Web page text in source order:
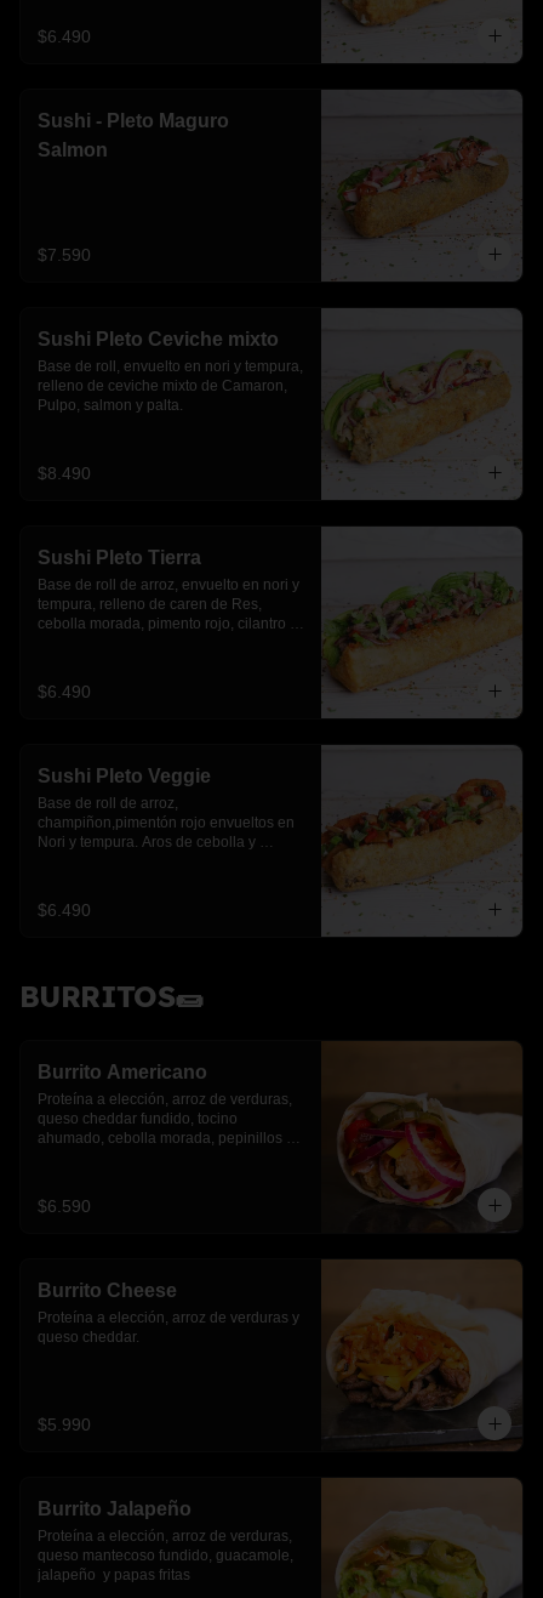
$6.490
Sushi - Pleto Maguro
Salmon
$7.590
Sushi Pleto Ceviche mixto
Base de roll, envuelto en nori y tempura,
relleno de ceviche mixto de Camaron,
Pulpo, salmon y palta.
$8.490
Sushi Pleto Tierra
Base de roll de arroz, envuelto en nori y
tempura, relleno de caren de Res,
cebolla morada, pimento rojo, cilantro y
$6.490
Sushi Pleto Veggie
Base de roll de arroz,
champiñon,pimentón rojo envueltos en
Nori y tempura. Aros de cebolla y
$6.490
BURRITOS🌯
Burrito Americano
Proteína a elección, arroz de verduras,
queso cheddar fundido, tocino
ahumado, cebolla morada, pepinillos y
$6.590
Burrito Cheese
Proteína a elección, arroz de verduras y
queso cheddar.
$5.990
Burrito Jalapeño
Proteína a elección, arroz de verduras,
queso mantecoso fundido, guacamole,
jalapeño  y papas fritas